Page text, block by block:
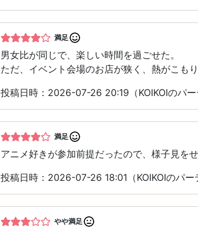
満足
男女比が同じで、楽しい時間を過ごせた。
ただ、イベント会場のお店が狭く、熱がこも
投稿日時：2026-07-26 20:19（KOIKOIのパー
満足
アニメ好きが参加前提だったので、様子見を
投稿日時：2026-07-26 18:01（KOIKOIのパー
やや満足